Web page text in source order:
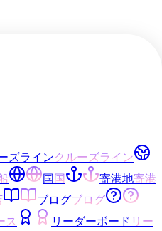
ズラインクルーズライン
国国 寄港地寄港
ブログブログ
ス リーダーボード リー